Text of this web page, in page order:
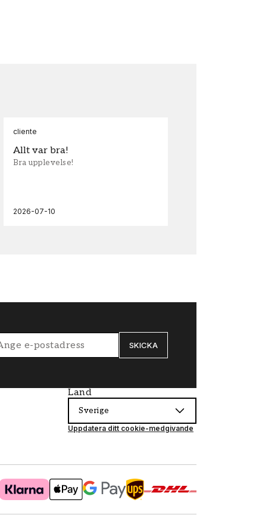
cliente
Allt var bra!
Bra upplevelse!
2026-07-10
SKICKA
Land
Sverige
Uppdatera ditt cookie-medgivande